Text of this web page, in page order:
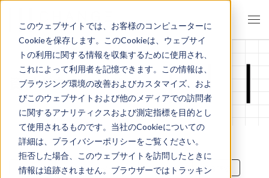
このウェブサイトでは、お客様のコンピューターに
Cookieを保存します。このCookieは、ウェブサイ
トの利用に関する情報を収集するために使用され、
これによって利用者を記憶できます。この情報は、
ブラウジング環境の改善およびカスタマイズ、およ
びこのウェブサイトおよび他のメディアでの訪問者
に関するアナリティクスおよび測定指標を目的とし
て使用されるものです。当社のCookieについての
詳細は、プライバシーポリシーをご覧ください。
拒否した場合、このウェブサイトを訪問したときに
情報は追跡されません。ブラウザーではトラッキン
資料ダウンロード
すべて 次世代リーダー層 新入社員 集合研修